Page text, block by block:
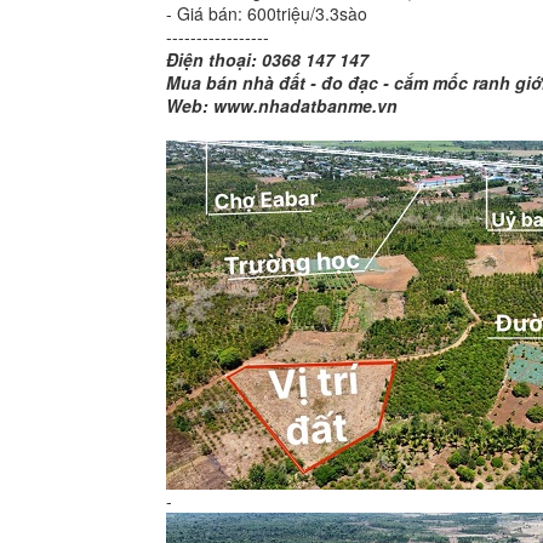
- Giá bán: 600triệu/3.3sào
-----------------
Điện thoại: 0368 147 147
Mua bán nhà đất - đo đạc - cắm mốc ranh
Web: www.nhadatbanme.vn
-